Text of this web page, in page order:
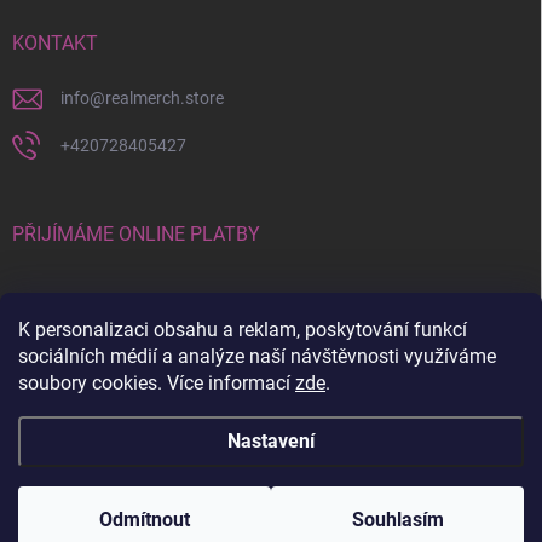
K personalizaci obsahu a reklam, poskytování funkcí
sociálních médií a analýze naší návštěvnosti využíváme
soubory cookies. Více informací zde.
Nastavení
Odmítnout Souhlasím
KONTAKT
info@realmerch.store
+420728405427
PŘIJÍMÁME ONLINE PLATBY
Stav objednávky a vrácení zboží
Copyright 2026RealMerch.store. Všechna práva vyhrazena.Upravit